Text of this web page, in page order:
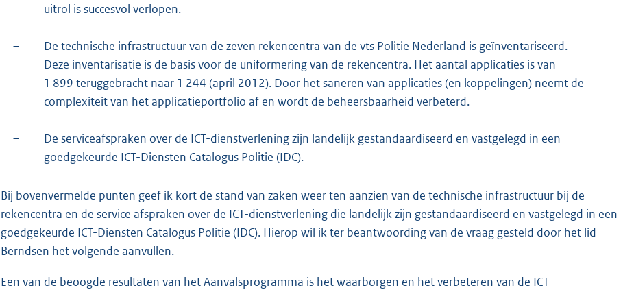
uitrol is succesvol verlopen.
–
De technische infrastructuur van de zeven rekencentra van de vts Politie Nederland is geïnventariseerd.
Deze inventarisatie is de basis voor de uniformering van de rekencentra. Het aantal applicaties is van
1 899 teruggebracht naar 1 244 (april 2012). Door het saneren van applicaties (en koppelingen) neemt de
complexiteit van het applicatieportfolio af en wordt de beheersbaarheid verbeterd.
–
De serviceafspraken over de ICT-dienstverlening zijn landelijk gestandaardiseerd en vastgelegd in een
goedgekeurde ICT-Diensten Catalogus Politie (IDC).
Bij bovenvermelde punten geef ik kort de stand van zaken weer ten aanzien van de technische infrastructuur bij de
rekencentra en de service afspraken over de ICT-dienstverlening die landelijk zijn gestandaardiseerd en vastgelegd in een
goedgekeurde ICT-Diensten Catalogus Politie (IDC). Hierop wil ik ter beantwoording van de vraag gesteld door het lid
Berndsen het volgende aanvullen.
Een van de beoogde resultaten van het Aanvalsprogramma is het waarborgen en het verbeteren van de ICT-